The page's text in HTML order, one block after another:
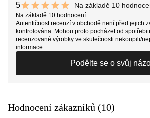
5
10 out of 10 stars
Na základě 10
Na základě 10 hodnocení.
Autentičnost recenzí v obchodě není před jejich
kontrolována. Mohou proto pocházet od
recenzované výrobky ve skutečnosti nekoupili/
informace
Podělte se o svůj
Hodnocení zákazníků (10)